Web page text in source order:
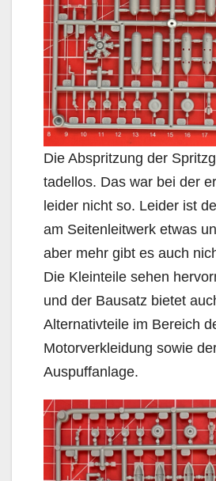
Die Abspritzung der
tadellos. Das war bei der
leider nicht so. Leider ist
am Seitenleitwerk etwas
aber mehr gibt es auch
Die Kleinteile sehen
und der Bausatz bietet
Alternativteile im Bereich
Motorverkleidung sowie
Auspuffanlage.